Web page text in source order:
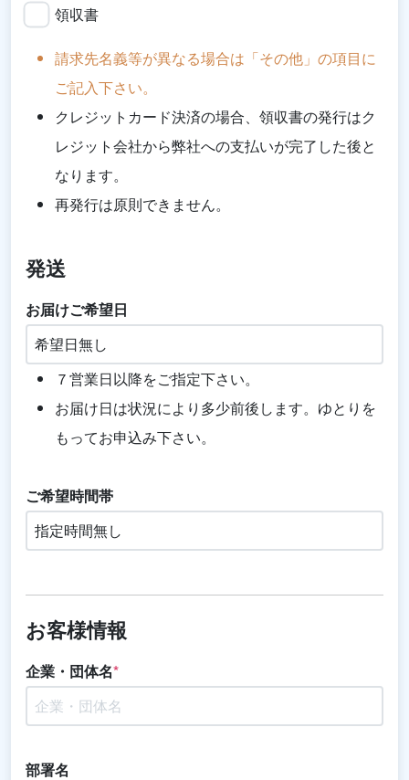
領収書
請求先名義等が異なる場合は「その他」の項目に
ご記入下さい。
クレジットカード決済の場合、領収書の発行はク
レジット会社から弊社への支払いが完了した後と
なります。
再発行は原則できません。
発送
お届けご希望日
７営業日以降をご指定下さい。
お届け日は状況により多少前後します。ゆとりを
もってお申込み下さい。
ご希望時間帯
お客様情報
企業・団体名*
部署名